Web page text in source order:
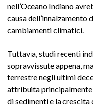
nell’Oceano Indiano
causa dell’innalzamento
cambiamenti climatici.
Tuttavia, studi recenti
sopravvissute appena,
terrestre negli ultimi
attribuita principalmente
di sedimenti e la crescita